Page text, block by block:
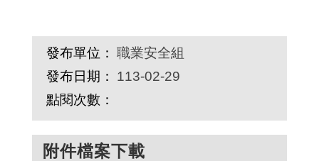
發布單位： 職業安全組
發布日期：
113-02-29
點閱次數：
附件檔案下載